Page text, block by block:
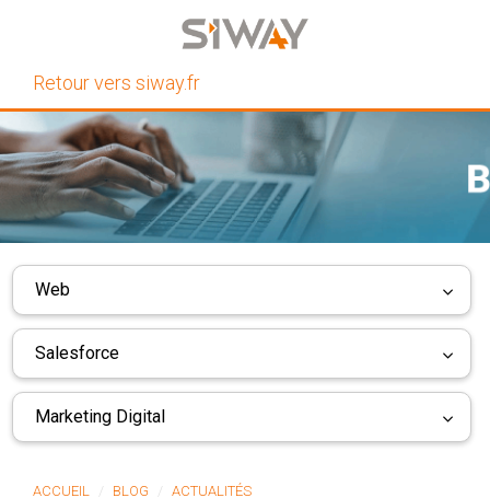
Retour vers siway.fr
Web
Salesforce
Marketing Digital
ACCUEIL BLOG
ACTUALITÉS